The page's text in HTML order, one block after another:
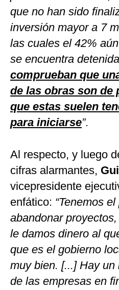
que no han sido
inversión mayor a 7
las cuales el 42%
se encuentra
comprueban que
de las obras son de
que estas suelen
para iniciarse”.
Al respecto, y luego
cifras alarmantes,
vicepresidente
enfático: “Tenemos
abandonar
le damos dinero al
que es el gobierno
muy bien. [...] Hay
de las empresas en